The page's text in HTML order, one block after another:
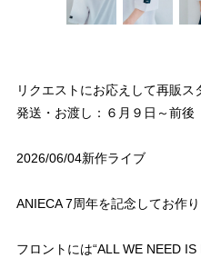
リクエストにお応えして再販ス
発送・お渡し：６月９日～前後
2026/06/04新作ライブ
ANIECA 7周年を記念してお作
フロントには“ALL WE NEED